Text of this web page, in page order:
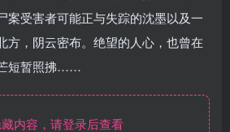
案受害者可能正与失踪的沈墨以及一
方，阴云密布。绝望的人心，也曾在
短暂照拂……
内容，请登录后查看